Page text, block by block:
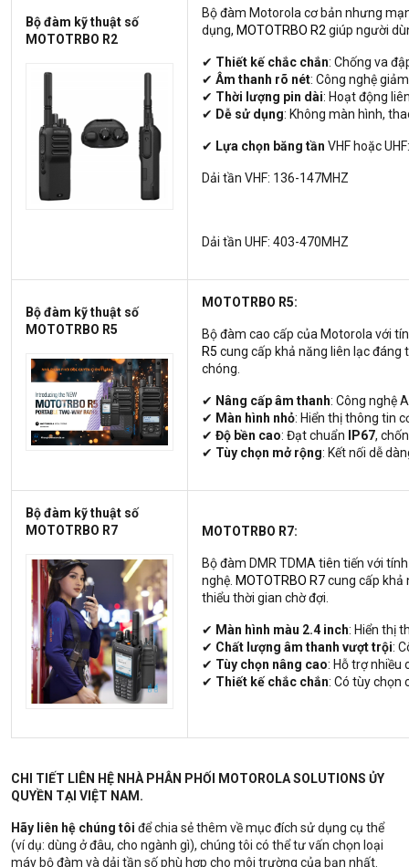
Bộ đàm kỹ thuật số
MOTOTRBO R2
Bộ đàm Motorola cơ bản nhưng
dụng, MOTOTRBO R2 giúp người
✔ Thiết kế chắc chắn: Chống va
✔ Âm thanh rõ nét: Công nghệ
✔ Thời lượng pin dài: Hoạt động
✔ Dễ sử dụng: Không màn hình,
✔ Lựa chọn băng tần VHF hoặc UHF:
Dải tần VHF: 136-147MHZ
Dải tần UHF: 403-470MHZ
Bộ đàm kỹ thuật số
MOTOTRBO R5
MOTOTRBO R5:
Bộ đàm cao cấp của Motorola với
R5 cung cấp khả năng liên lạc
chóng.
✔ Nâng cấp âm thanh: Công nghệ
✔ Màn hình nhỏ: Hiển thị thông tin
✔ Độ bền cao: Đạt chuẩn IP67,
✔ Tùy chọn mở rộng: Kết nối dễ
Bộ đàm kỹ thuật số
MOTOTRBO R7
MOTOTRBO R7:
Bộ đàm DMR TDMA tiên tiến với
nghệ. MOTOTRBO R7cung cấp khả
thiểu thời gian chờ đợi.
✔ Màn hình màu 2.4 inch: Hiển thị
✔ Chất lượng âm thanh vượt trội:
✔ Tùy chọn nâng cao: Hỗ trợ nhiều
✔ Thiết kế chắc chắn: Có tùy chọn
CHI TIẾT LIÊN HỆ NHÀ PHÂN PHỐI MOTOROLA SOLUTIONS ỦY
QUYỀN TẠI VIỆT NAM.
Hãy liên hệ chúng tôi để chia sẻ thêm về mục đích sử dụng cụ thể
(ví dụ: dùng ở đâu, cho ngành gì), chúng tôi có thể tư vấn chọn loại
máy bộ đàm và dải tần số phù hợp cho môi trường của bạn nhất.